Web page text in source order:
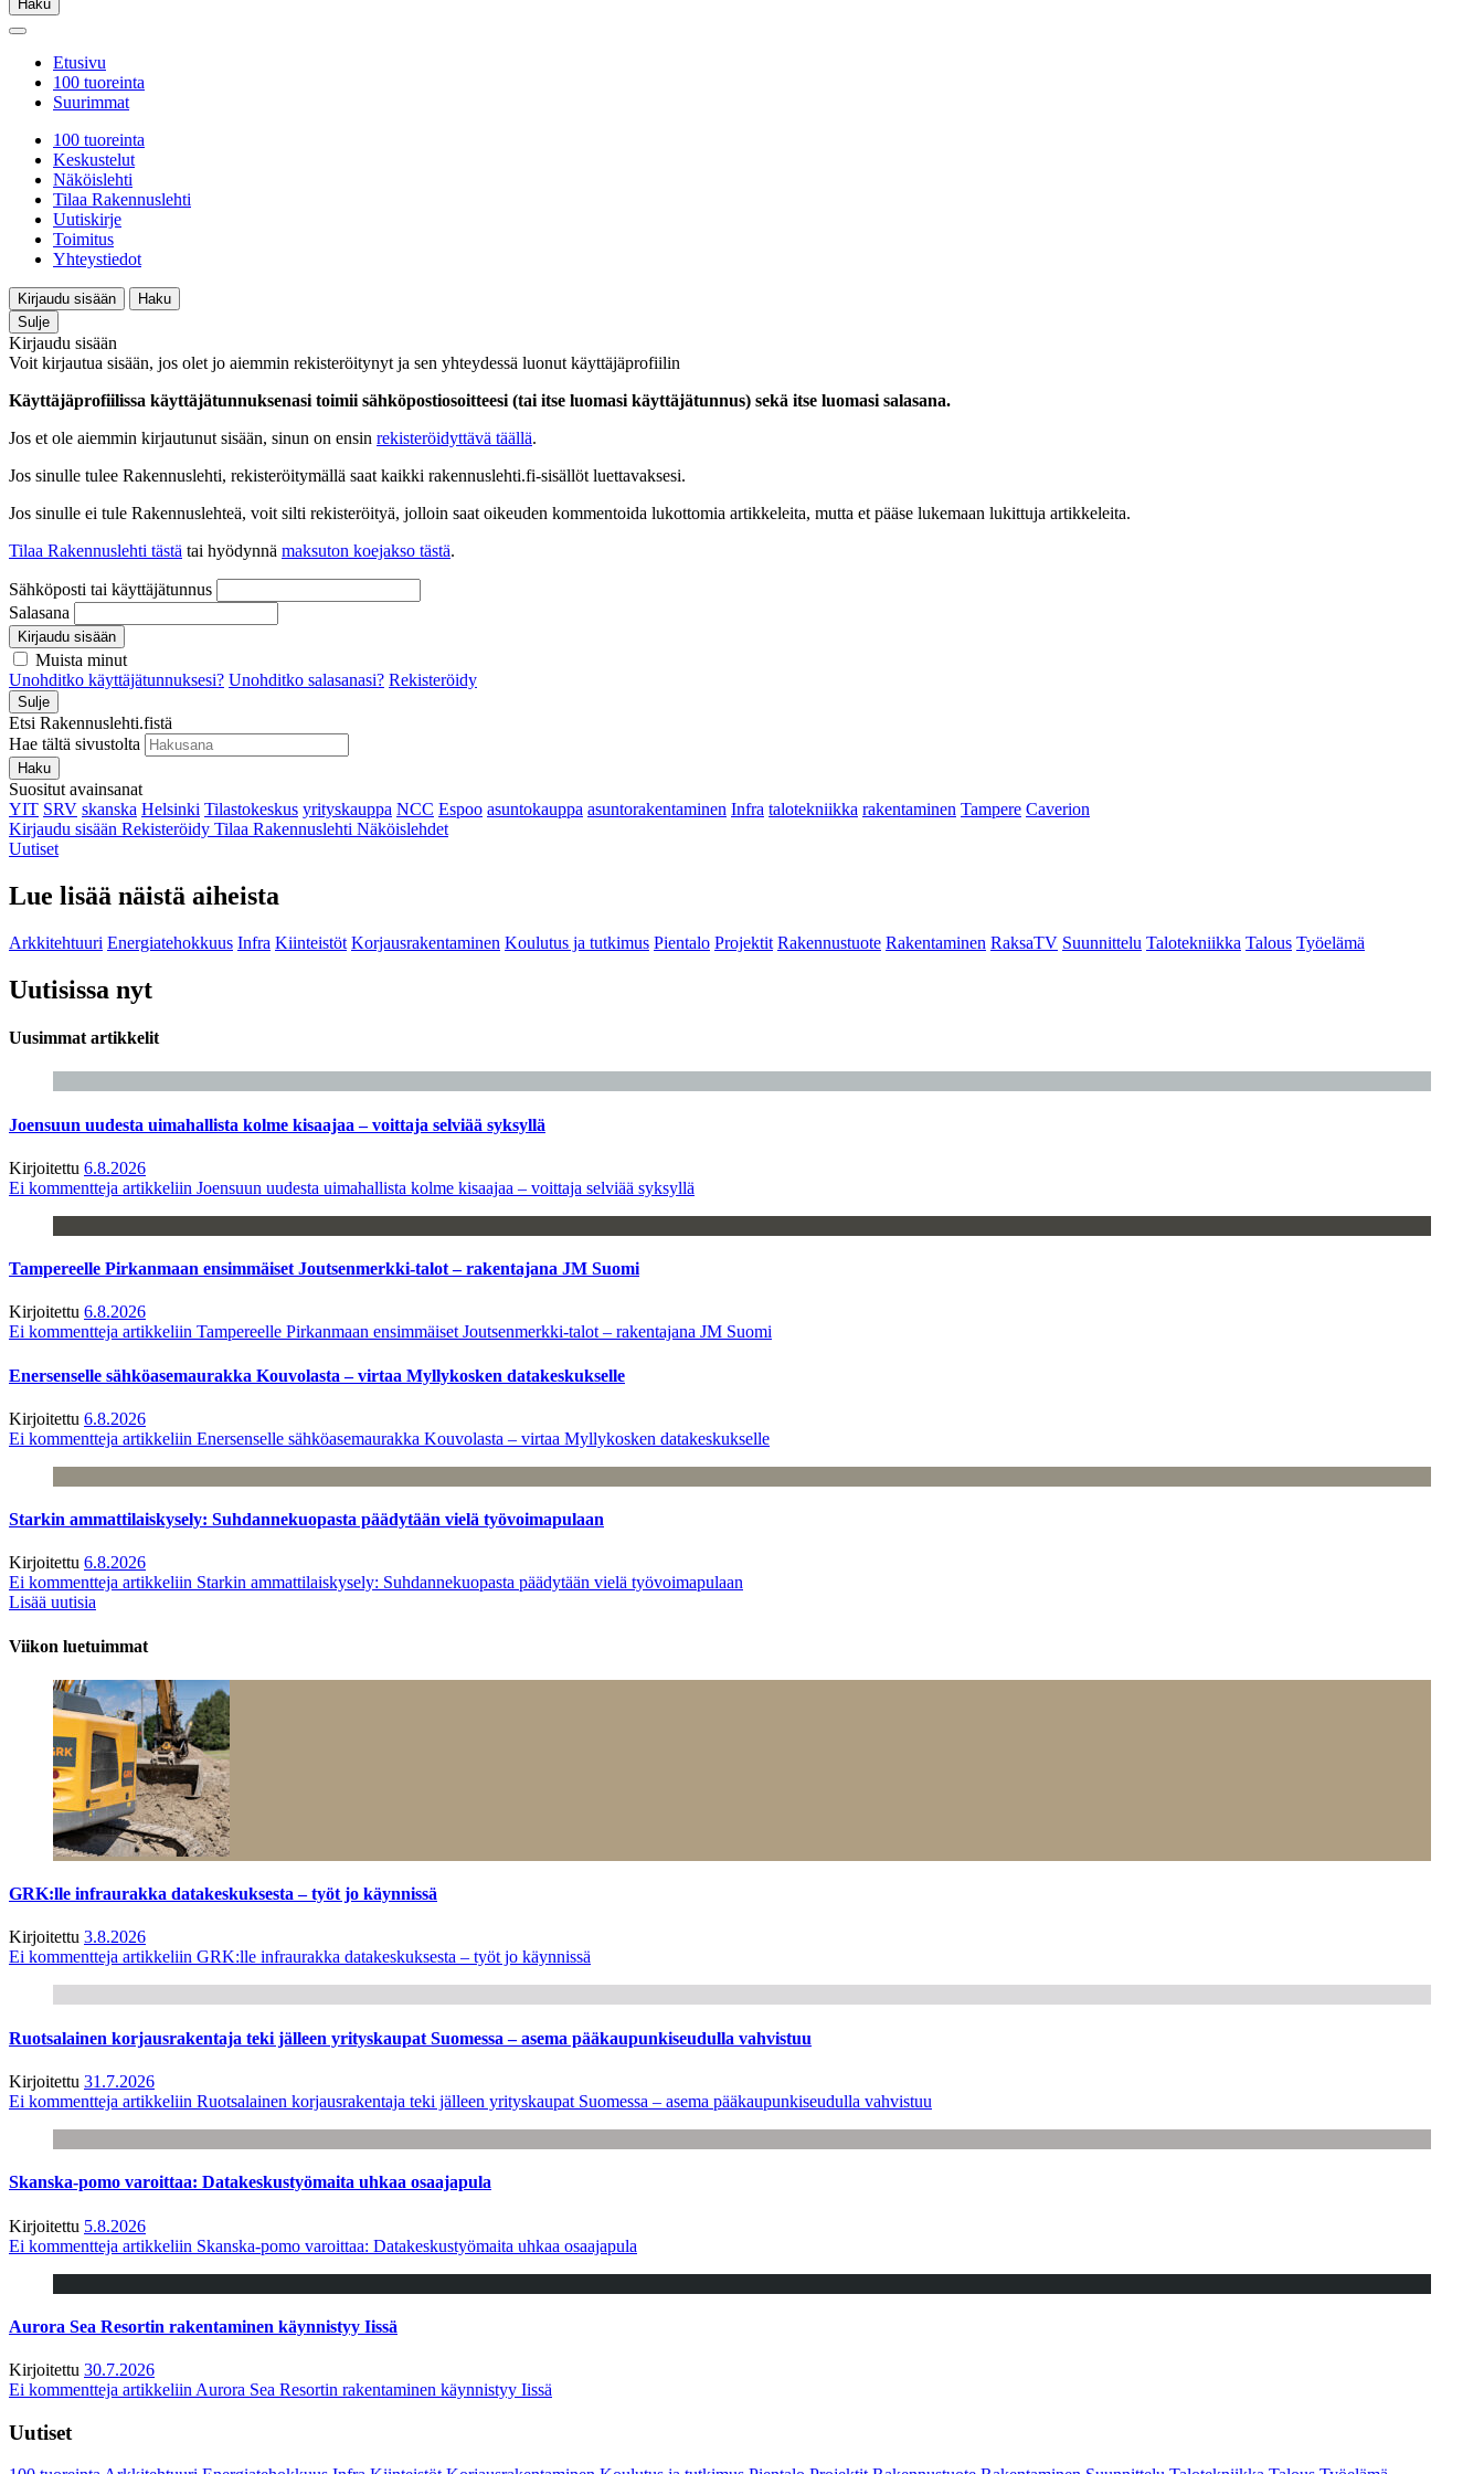
Haku
Etusivu
100 tuoreinta
Suurimmat
100 tuoreinta
Keskustelut
Näköislehti
Tilaa Rakennuslehti
Uutiskirje
Toimitus
Yhteystiedot
Kirjaudu sisään
Haku
Sulje
Kirjaudu sisään
Voit kirjautua sisään, jos olet jo aiemmin rekisteröitynyt ja sen yhteydessä luonut käyttäjäprofiilin
Käyttäjäprofiilissa käyttäjätunnuksenasi toimii sähköpostiosoitteesi (tai itse luomasi käyttäjätunnus) sekä itse luomasi salasana.
Jos et ole aiemmin kirjautunut sisään, sinun on ensin rekisteröidyttävä täällä.
Jos sinulle tulee Rakennuslehti, rekisteröitymällä saat kaikki rakennuslehti.fi-sisällöt luettavaksesi.
Jos sinulle ei tule Rakennuslehteä, voit silti rekisteröityä, jolloin saat oikeuden kommentoida lukottomia artikkeleita, mutta et pääse lukemaan lukittuja artikkeleita.
Tilaa Rakennuslehti tästä tai hyödynnä maksuton koejakso tästä.
Sähköposti tai käyttäjätunnus
Salasana
Kirjaudu sisään
Muista minut
Unohditko käyttäjätunnuksesi? Unohditko salasanasi? Rekisteröidy
Sulje
Etsi Rakennuslehti.fistä
Hae tältä sivustolta
Haku
Suositut avainsanat
YIT SRV skanska Helsinki Tilastokeskus yrityskauppa NCC Espoo asuntokauppa asuntorakentaminen Infra talotekniikka rakentaminen Tampere Caverion
Kirjaudu sisään Rekisteröidy Tilaa Rakennuslehti Näköislehdet
Uutiset
Lue lisää näistä aiheista
Arkkitehtuuri Energiatehokkuus Infra Kiinteistöt Korjausrakentaminen Koulutus ja tutkimus Pientalo Projektit Rakennustuote Rakentaminen RaksaTV Suunnittelu Talotekniikka Talous Työelämä
Uutisissa nyt
Uusimmat artikkelit
Joensuun uudesta uimahallista kolme kisaajaa – voittaja selviää syksyllä
Kirjoitettu 6.8.2026
Ei kommentteja artikkeliin Joensuun uudesta uimahallista kolme kisaajaa – voittaja selviää syksyllä
Tampereelle Pirkanmaan ensimmäiset Joutsenmerkki-talot – rakentajana JM Suomi
Kirjoitettu 6.8.2026
Ei kommentteja artikkeliin Tampereelle Pirkanmaan ensimmäiset Joutsenmerkki-talot – rakentajana JM Suomi
Enersenselle sähköasemaurakka Kouvolasta – virtaa Myllykosken datakeskukselle
Kirjoitettu 6.8.2026
Ei kommentteja artikkeliin Enersenselle sähköasemaurakka Kouvolasta – virtaa Myllykosken datakeskukselle
Starkin ammattilaiskysely: Suhdannekuopasta päädytään vielä työvoimapulaan
Kirjoitettu 6.8.2026
Ei kommentteja artikkeliin Starkin ammattilaiskysely: Suhdannekuopasta päädytään vielä työvoimapulaan
Lisää uutisia
Viikon luetuimmat
GRK:lle infraurakka datakeskuksesta – työt jo käynnissä
Kirjoitettu 3.8.2026
Ei kommentteja artikkeliin GRK:lle infraurakka datakeskuksesta – työt jo käynnissä
Ruotsalainen korjausrakentaja teki jälleen yrityskaupat Suomessa – asema pääkaupunkiseudulla vahvistuu
Kirjoitettu 31.7.2026
Ei kommentteja artikkeliin Ruotsalainen korjausrakentaja teki jälleen yrityskaupat Suomessa – asema pääkaupunkiseudulla vahvistuu
Skanska-pomo varoittaa: Datakeskustyömaita uhkaa osaajapula
Kirjoitettu 5.8.2026
Ei kommentteja artikkeliin Skanska-pomo varoittaa: Datakeskustyömaita uhkaa osaajapula
Aurora Sea Resortin rakentaminen käynnistyy Iissä
Kirjoitettu 30.7.2026
Ei kommentteja artikkeliin Aurora Sea Resortin rakentaminen käynnistyy Iissä
Uutiset